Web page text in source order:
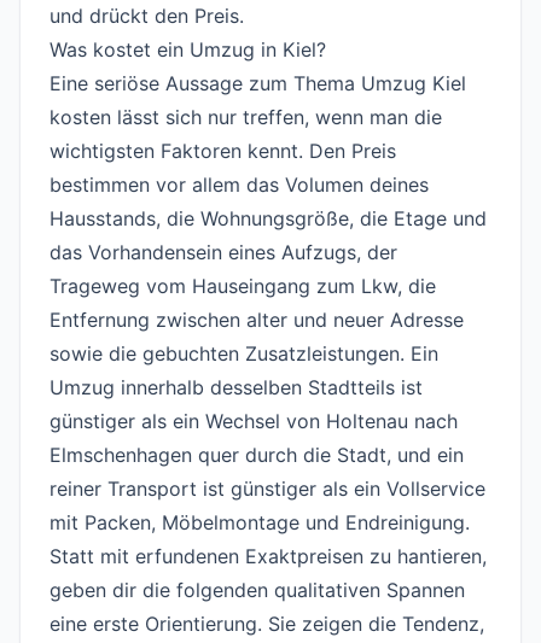
und drückt den Preis.
Was kostet ein Umzug in Kiel?
Eine seriöse Aussage zum Thema Umzug Kiel
kosten lässt sich nur treffen, wenn man die
wichtigsten Faktoren kennt. Den Preis
bestimmen vor allem das Volumen deines
Hausstands, die Wohnungsgröße, die Etage und
das Vorhandensein eines Aufzugs, der
Trageweg vom Hauseingang zum Lkw, die
Entfernung zwischen alter und neuer Adresse
sowie die gebuchten Zusatzleistungen. Ein
Umzug innerhalb desselben Stadtteils ist
günstiger als ein Wechsel von Holtenau nach
Elmschenhagen quer durch die Stadt, und ein
reiner Transport ist günstiger als ein Vollservice
mit Packen, Möbelmontage und Endreinigung.
Statt mit erfundenen Exaktpreisen zu hantieren,
geben dir die folgenden qualitativen Spannen
eine erste Orientierung. Sie zeigen die Tendenz,